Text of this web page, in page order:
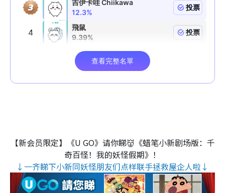
【新会员限定】《U GO》请你睇👹《蜡笔小新剧场版：千
奇百怪！我的妖怪假期》！
↓一齐睇下小新同妖怪朋友们点样联手拯救屋企人啦↓